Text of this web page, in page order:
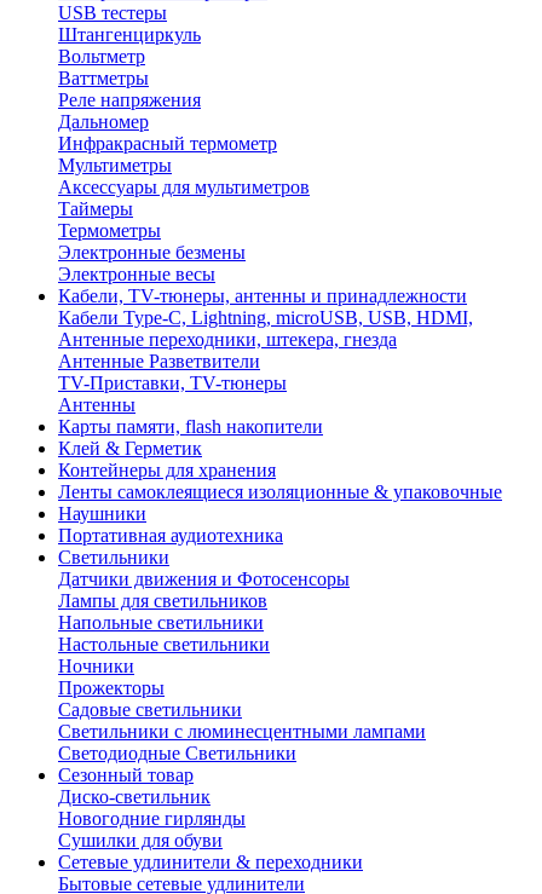
USB тестеры
Штангенциркуль
Вольтметр
Ваттметры
Реле напряжения
Дальномер
Инфракрасный термометр
Мультиметры
Аксессуары для мультиметров
Таймеры
Термометры
Электронные безмены
Электронные весы
Кабели, TV-тюнеры, антенны и принадлежности
Кабели Type-C, Lightning, microUSB, USB, HDMI,
Антенные переходники, штекера, гнезда
Антенные Разветвители
TV-Приставки, TV-тюнеры
Антенны
Карты памяти, flash накопители
Клей & Герметик
Контейнеры для хранения
Ленты самоклеящиеся изоляционные & упаковочные
Наушники
Портативная аудиотехника
Светильники
Датчики движения и Фотосенсоры
Лампы для светильников
Напольные светильники
Настольные светильники
Ночники
Прожекторы
Садовые светильники
Светильники с люминесцентными лампами
Светодиодные Светильники
Сезонный товар
Диско-светильник
Новогодние гирлянды
Сушилки для обуви
Сетевые удлинители & переходники
Бытовые сетевые удлинители